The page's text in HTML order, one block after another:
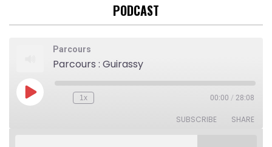
PODCAST
Parcours
Parcours : Guirassy
Play
Episode
Rewind
1x 00:00 / 28:08
SUBSCRIBE SHARE